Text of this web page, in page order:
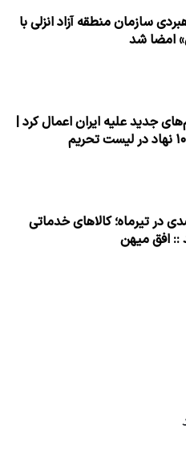
سازمان منطقه آزاد انزلی با
امضا شد
جدید علیه ایران اعمال کرد |
درصدی در تیرماه؛ کالاهای خدماتی
:: افق میهن